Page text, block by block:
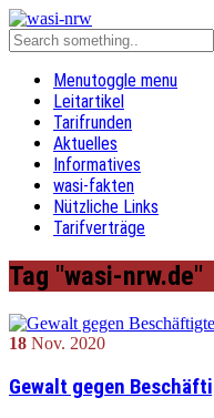
Menutoggle menu
Leitartikel
Tarifrunden
Aktuelles
Informatives
wasi-fakten
Nützliche Links
Tarifverträge
Tag "wasi-nrw.de"
18 Nov. 2020
Gewalt gegen